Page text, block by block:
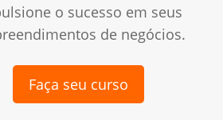
o sucesso em seus
de negócios.
Faça seu curso